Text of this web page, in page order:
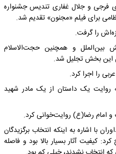
فرجی و جلال غفاری تندیس جشنواره
برای فیلم «مجنون» تقدیم شد.
را گرفت.
و همچنین حجت‌الاسلام
این بخش تجلیل شد.
را اجرا کرد.
یک داستان از یک مادر شهید
امام رضا(ع) روایت‌خوانی کرد.
با اشاره به اینکه انتخاب برگزیدگان
کیفیت آثار بسیار بالا بود و فاصله